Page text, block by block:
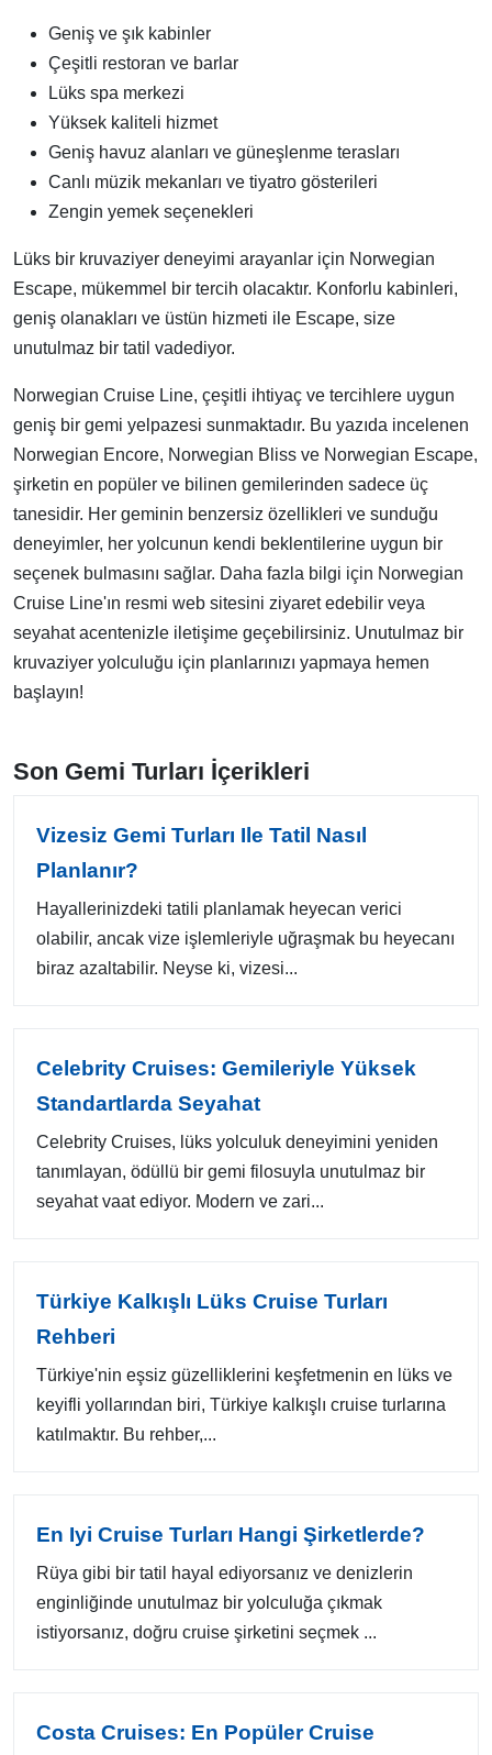
Geniş ve şık kabinler
Çeşitli restoran ve barlar
Lüks spa merkezi
Yüksek kaliteli hizmet
Geniş havuz alanları ve güneşlenme terasları
Canlı müzik mekanları ve tiyatro gösterileri
Zengin yemek seçenekleri
Lüks bir kruvaziyer deneyimi arayanlar için Norwegian
Escape, mükemmel bir tercih olacaktır. Konforlu kabinleri,
geniş olanakları ve üstün hizmeti ile Escape, size
unutulmaz bir tatil vadediyor.
Norwegian Cruise Line, çeşitli ihtiyaç ve tercihlere uygun
geniş bir gemi yelpazesi sunmaktadır. Bu yazıda incelenen
Norwegian Encore, Norwegian Bliss ve Norwegian Escape,
şirketin en popüler ve bilinen gemilerinden sadece üç
tanesidir. Her geminin benzersiz özellikleri ve sunduğu
deneyimler, her yolcunun kendi beklentilerine uygun bir
seçenek bulmasını sağlar. Daha fazla bilgi için Norwegian
Cruise Line'ın resmi web sitesini ziyaret edebilir veya
seyahat acentenizle iletişime geçebilirsiniz. Unutulmaz bir
kruvaziyer yolculuğu için planlarınızı yapmaya hemen
başlayın!
Son Gemi Turları İçerikleri
Vizesiz Gemi Turları Ile Tatil Nasıl
Planlanır?
Hayallerinizdeki tatili planlamak heyecan verici
olabilir, ancak vize işlemleriyle uğraşmak bu heyecanı
biraz azaltabilir. Neyse ki, vizesi...
Celebrity Cruises: Gemileriyle Yüksek
Standartlarda Seyahat
Celebrity Cruises, lüks yolculuk deneyimini yeniden
tanımlayan, ödüllü bir gemi filosuyla unutulmaz bir
seyahat vaat ediyor. Modern ve zari...
Türkiye Kalkışlı Lüks Cruise Turları
Rehberi
Türkiye'nin eşsiz güzelliklerini keşfetmenin en lüks ve
keyifli yollarından biri, Türkiye kalkışlı cruise turlarına
katılmaktır. Bu rehber,...
En Iyi Cruise Turları Hangi Şirketlerde?
Rüya gibi bir tatil hayal ediyorsanız ve denizlerin
enginliğinde unutulmaz bir yolculuğa çıkmak
istiyorsanız, doğru cruise şirketini seçmek ...
Costa Cruises: En Popüler Cruise